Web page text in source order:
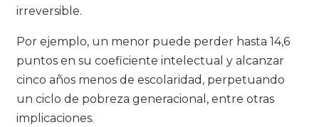
irreversible.
Por ejemplo, un menor puede perder hasta 14,6
puntos en su coeficiente intelectual y alcanzar
cinco años menos de escolaridad, perpetuando
un ciclo de pobreza generacional, entre otras
implicaciones.